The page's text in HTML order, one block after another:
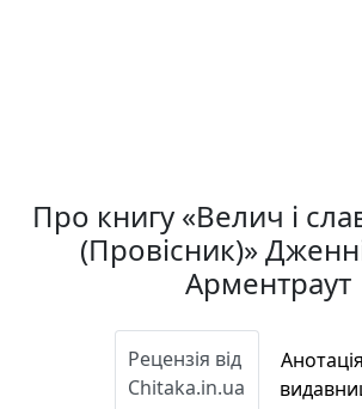
Про книгу «Велич і
(Провісник)»
Арментраут
Рецензія від
Chitaka.in.ua